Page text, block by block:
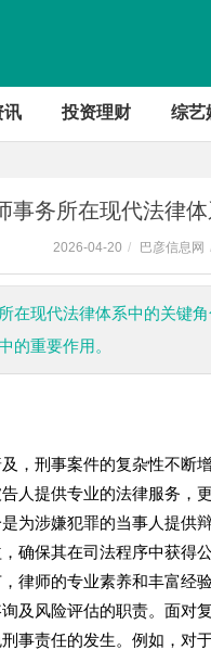
讯 投资理财 综艺
事务所在现代法律
2026-04-20 / 巴彦信息网
在现代法律体系中的关键
的重要作用。
，刑事案件的复杂性不
人提供专业的法律服务，
为涉嫌犯罪的当事人提供
确保其在司法程序中获得
律师的专业素养和丰富经
及风险评估的职责。面
事责任的发生。例如，对